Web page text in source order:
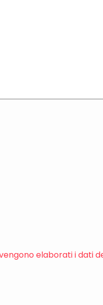
elaborati i dati